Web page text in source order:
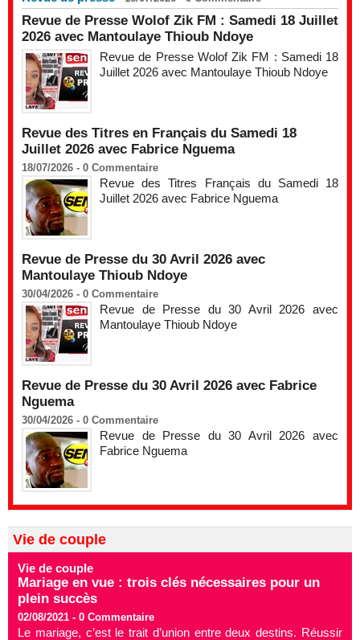
Revue de Presse Wolof Zik FM : Samedi 18 Juillet
2026 avec Mantoulaye Thioub Ndoye
Revue de Presse Wolof Zik FM : Samedi 18
Juillet 2026 avec Mantoulaye Thioub Ndoye
Revue des Titres en Français du Samedi 18
Juillet 2026 avec Fabrice Nguema
18/07/2026 - 0 Commentaire
Revue des Titres Français du Samedi 18
Juillet 2026 avec Fabrice Nguema
Revue de Presse du 30 Avril 2026 avec
Mantoulaye Thioub Ndoye
30/04/2026 - 0 Commentaire
Revue de Presse du 30 Avril 2026 avec
Mantoulaye Thioub Ndoye
Revue de Presse du 30 Avril 2026 avec Fabrice
Nguema
30/04/2026 - 0 Commentaire
Revue de Presse du 30 Avril 2026 avec
Fabrice Nguema
Vie de couple
Vie de couple
Mariage en vue : trois clés nécessaires pour un
plein succès
02/08/2021 - 0 Commentaire
Le mariage, c’est le trait d’union entre deux destins. Réussir